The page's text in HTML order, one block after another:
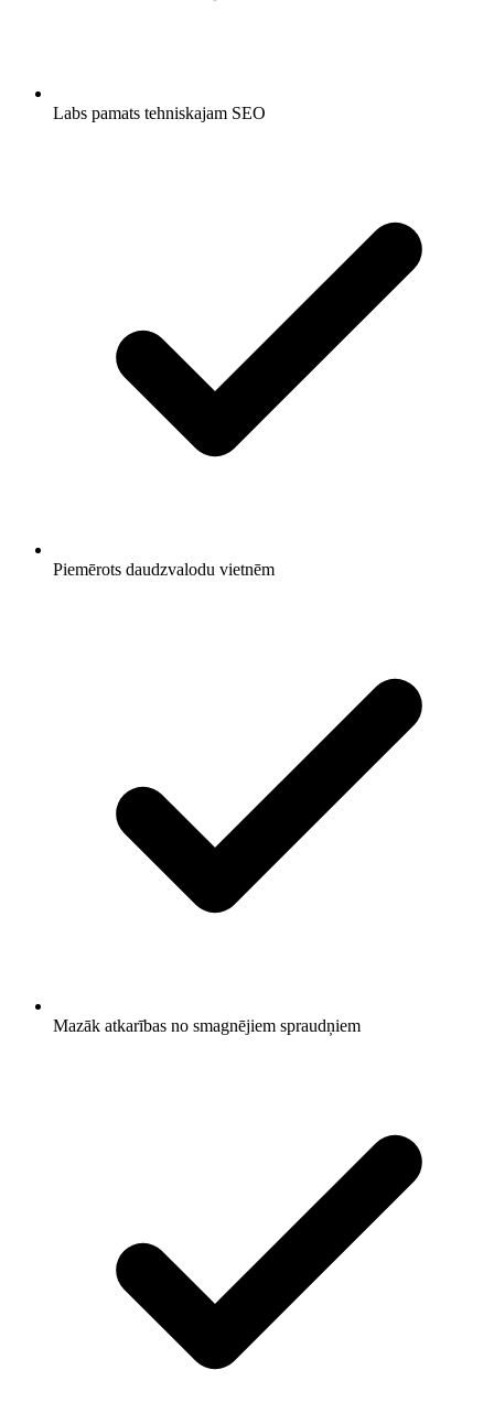
Labs pamats tehniskajam SEO
Piemērots daudzvalodu vietnēm
Mazāk atkarības no smagnējiem spraudņiem